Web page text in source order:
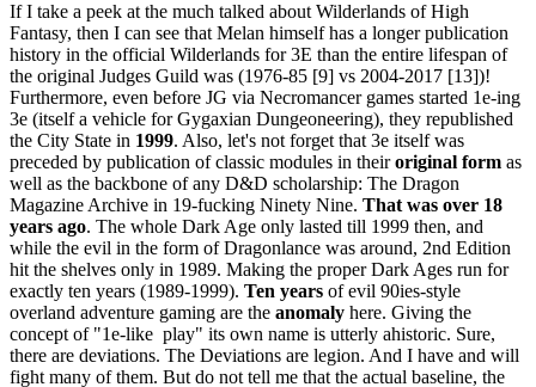
If I take a peek at the much talked about Wilderlands of High
Fantasy, then I can see that Melan himself has a longer publication
history in the official Wilderlands for 3E than the entire lifespan of
the original Judges Guild was (1976-85 [9] vs 2004-2017 [13])!
Furthermore, even before JG via Necromancer games started 1e-ing
3e (itself a vehicle for Gygaxian Dungeoneering), they republished
the City State in 1999. Also, let's not forget that 3e itself was
preceded by publication of classic modules in theiroriginal form as
well as the backbone of any D&D scholarship: The Dragon
Magazine Archive in 19-fucking Ninety Nine. That was over 18
years ago. The whole Dark Age only lasted till 1999 then, and
while the evil in the form of Dragonlance was around, 2nd Edition
hit the shelves only in 1989. Making the proper Dark Ages run for
exactly ten years (1989-1999). Ten years of evil 90ies-style
overland adventure gaming are the anomaly here. Giving the
concept of "1e-like play" its own name is utterly ahistoric. Sure,
there are deviations. The Deviations are legion. And I have and will
fight many of them. But do not tell me that the actual baseline, the